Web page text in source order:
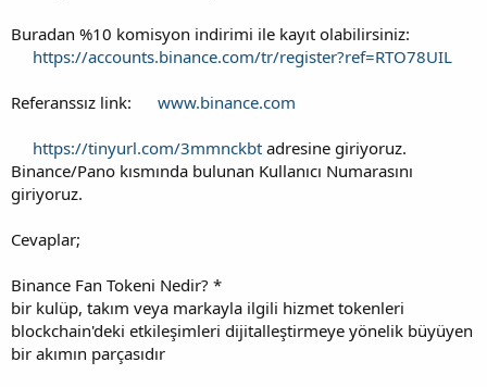
n
i
Buradan %10 komisyon indirimi ile kayıt olabilirsiniz:
https://accounts.binance.com/tr/register?ref=RTO78UIL
Referanssız link: www.binance.com
https://tinyurl.com/3mmnckbt adresine giriyoruz.
Binance/Pano kısmında bulunan Kullanıcı Numarasını
giriyoruz.
Cevaplar;
Binance Fan Tokeni Nedir? *
bir kulüp, takım veya markayla ilgili hizmet tokenleri
blockchain'deki etkileşimleri dijitalleştirmeye yönelik büyüyen
bir akımın parçasıdır